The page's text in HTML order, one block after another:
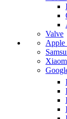
Valve
Apple